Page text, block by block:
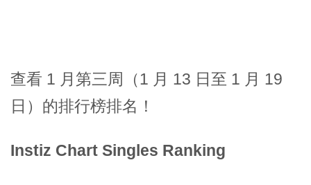
查看 1 月第三周（1 月 13 日至 1 月 19
日）的排行榜排名！
Instiz Chart Singles Ranking